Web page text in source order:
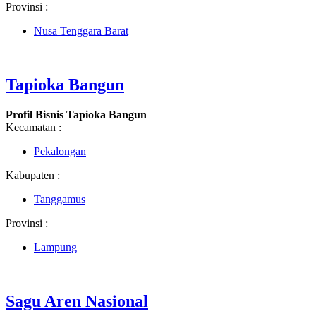
Provinsi :
Nusa Tenggara Barat
Tapioka Bangun
Profil Bisnis Tapioka Bangun
Kecamatan :
Pekalongan
Kabupaten :
Tanggamus
Provinsi :
Lampung
Sagu Aren Nasional